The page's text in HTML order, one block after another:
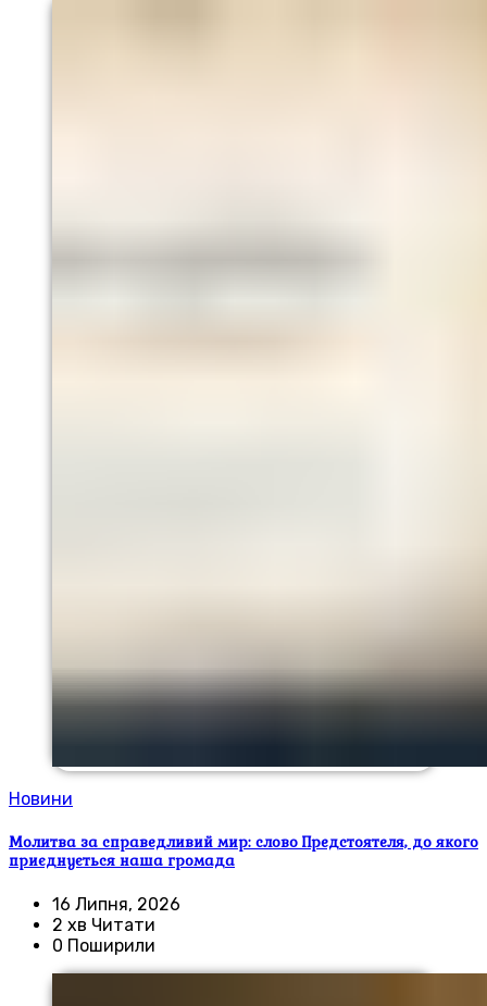
Новини
Молитва за справедливий мир: слово Предстоятеля, до якого
приєднується наша громада
16 Липня, 2026
2 хв Читати
0 Поширили